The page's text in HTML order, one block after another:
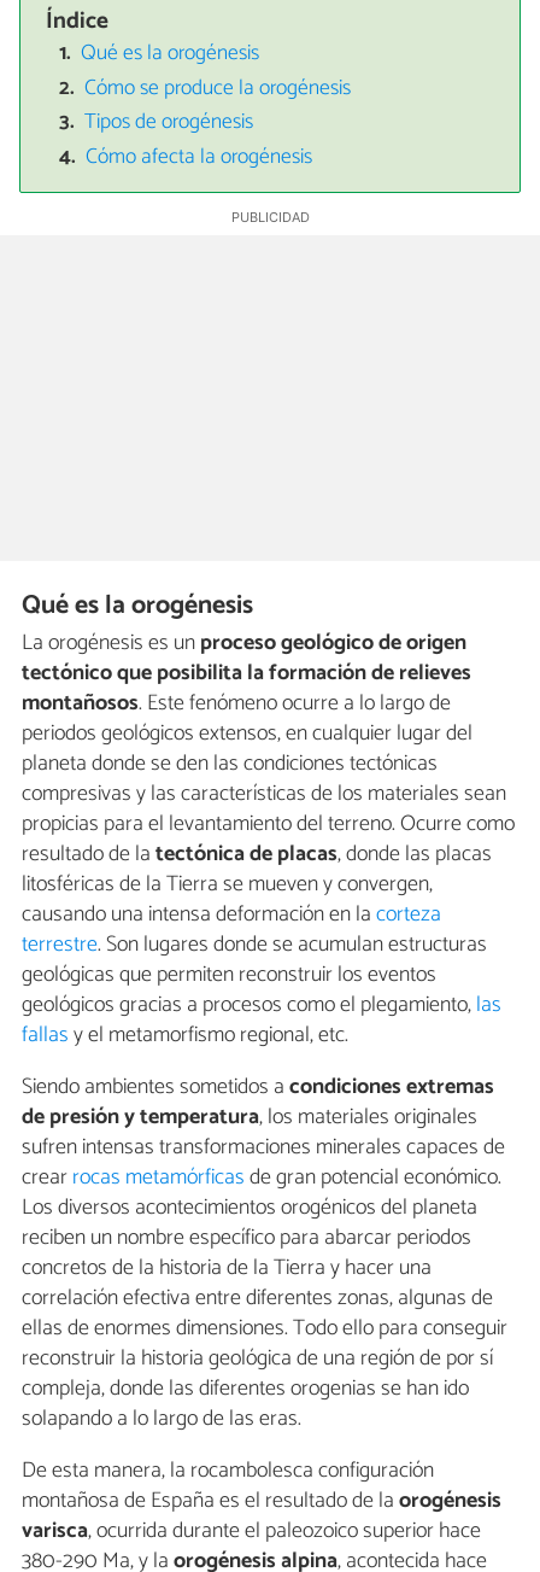
Índice
Qué es la orogénesis
Cómo se produce la orogénesis
Tipos de orogénesis
Cómo afecta la orogénesis
Qué es la orogénesis
La orogénesis es unproceso geológico de origen
tectónicoque posibilita la formación de relieves
montañosos. Este fenómeno ocurre a lo largo de
periodos geológicos extensos, en cualquier lugar del
planeta donde se den las condiciones tectónicas
compresivas y las características de los materiales sean
propicias para el levantamiento del terreno. Ocurre como
resultado de latectónica de placas, donde las placas
litosféricas de la Tierra se mueven y convergen,
causando una intensa deformación en lacorteza
terrestre. Son lugares donde se acumulan estructuras
geológicas que permiten reconstruir los eventos
geológicos gracias a procesos como el plegamiento,las
fallasy el metamorfismo regional, etc.
Siendo ambientes sometidos acondiciones extremas
de presión y temperatura, los materiales originales
sufren intensas transformaciones minerales capaces de
crearrocas metamórficasde gran potencial económico.
Los diversos acontecimientos orogénicos del planeta
reciben un nombre específico para abarcar periodos
concretos de la historia de la Tierra y hacer una
correlación efectiva entre diferentes zonas, algunas de
ellas de enormes dimensiones. Todo ello para conseguir
reconstruir la historia geológica de una región de por sí
compleja, donde las diferentes orogenias se han ido
solapando a lo largo de las eras.
De esta manera, la rocambolesca configuración
montañosa de España es el resultado de laorogénesis
varisca, ocurrida durante el paleozoico superior hace
380-290 Ma, y laorogénesis alpina, acontecida hace